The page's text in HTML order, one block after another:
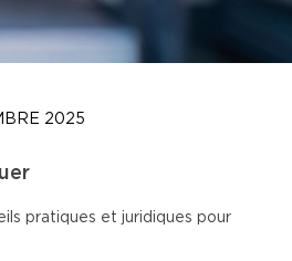
2025
pratiques et juridiques pour